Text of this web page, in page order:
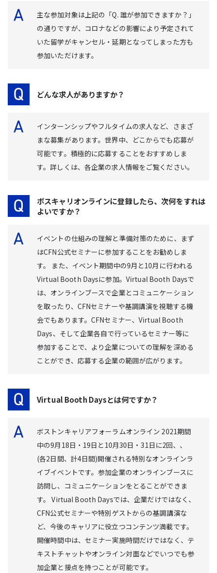
主な参加対象は上記の「Q. 誰が参加できますか？」
の通りですが、コロナなどの影響により予定されて
いた留学がキャンセル・延期となってしまった方も
参加いただけます。
どんな求人がありますか？
インターンシップやフルタイムの求人など、さまざ
まな募集があります。世界中、どこからでも応募が
可能です。積極的に応募することをおすすめしま
す。詳しくは、各企業の求人情報をご覧ください。
ボスキャリオンラインに登録したら、次何をすれは
よいですか？
イベントの仕組みの理解と準備対策のために、まず
はCFN公式セミナーに参加することをお勧めしま
す。 また、イベント期間中の9月と10月に行われる
Virtual Booth Daysに参加。Virtual Booth Daysで
は、オンラインブースで企業とコミュニケーション
を取ったり、CFNセミナーや基調講演を視聴する機
会でもあります。CFNセミナー、Virtual Booth
Days、そして企業各自で行っているセミナー等に
参加することで、より企業についての理解を深める
ことができ、応募する企業の範囲が広がります。
Virtual Booth Daysとは何ですか？
ボストンキャリアフォーラムオンライン 2021期間
中の9月18日・19日と10月30日・31日に2回、、
(各2日間、計4日間)開催される特別なオンラインラ
イブイベントです。参加企業のオンラインブースに
訪問し、コミュニケーションをとることができま
す。 Virtual Booth Daysでは、企業だけではなく、
CFN公式セミナーや特別ゲストからの基調講演な
ど、今後のキャリアに役立つコンテンツ満載です。
開催時間中は、セミナー実施時間だけではなく、テ
キストチャットやオンライン対面などでいつでも参
加企業と接点を持つことが可能です。